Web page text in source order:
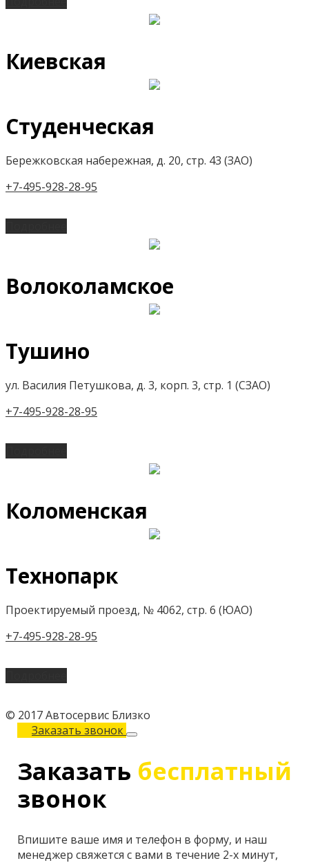
Киевская
Студенческая
Бережковская набережная, д. 20, стр. 43 (ЗАО)
+7-495-928-28-95
Волоколамское
Тушино
ул. Василия Петушкова, д. 3, корп. 3, стр. 1 (СЗАО)
+7-495-928-28-95
Коломенская
Технопарк
Проектируемый проезд, № 4062, стр. 6 (ЮАО)
+7-495-928-28-95
© 2017 Автосервис Близко
Заказать звонок
Заказать бесплатный
звонок
Впишите ваше имя и телефон в форму, и наш
менеджер свяжется с вами в течение 2-х минут,